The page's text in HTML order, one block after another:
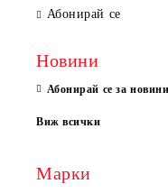
Абонирай се
Новини
Абонирай се за новини
Виж всички
Марки